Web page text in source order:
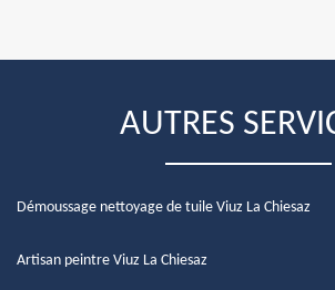
AUTRES
Démoussage nettoyage de tuile Viuz La Chiesaz
Artisan peintre Viuz La Chiesaz